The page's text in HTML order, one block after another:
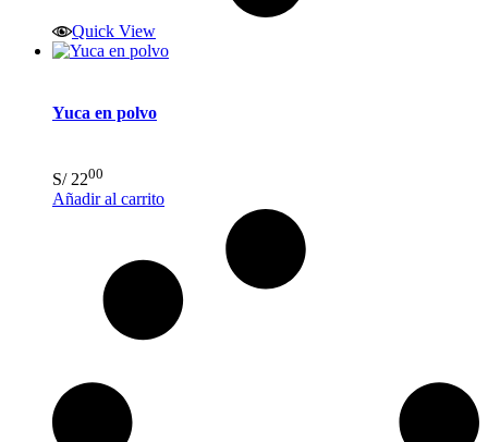
Quick View
Yuca en polvo
S/2200
Añadir al carrito